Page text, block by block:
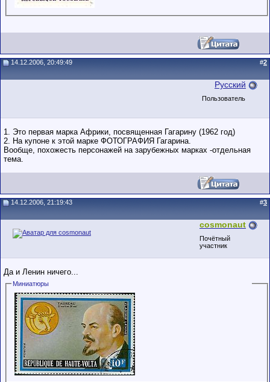
14.12.2006, 20:49:49 #2
Русский
Пользователь
1. Это первая марка Африки, посвященная Гагарину (1962 год)
2. На купоне к этой марке ФОТОГРАФИЯ Гагарина.
Вообще, похожесть персонажей на зарубежных марках -отдельная
тема.
14.12.2006, 21:19:43 #3
cosmonaut
Почётный
участник
Да и Ленин ничего...
Миниатюры